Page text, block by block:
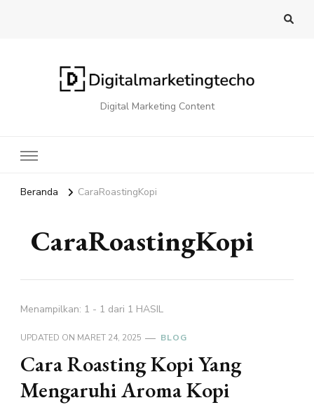
Digital Marketing Content
Beranda CaraRoastingKopi
CaraRoastingKopi
Menampilkan: 1 - 1 dari 1 HASIL
UPDATED ON MARET 24, 2025 BLOG
Cara Roasting Kopi Yang
Mengaruhi Aroma Kopi